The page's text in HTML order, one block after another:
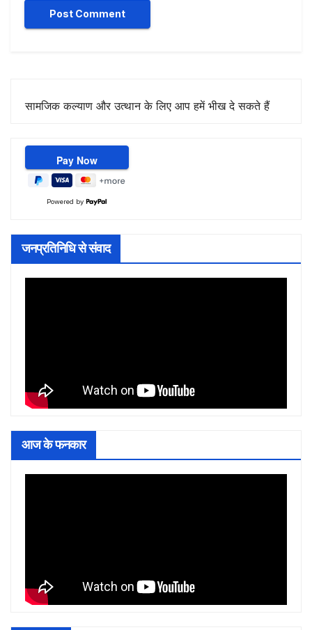
सामजिक कल्याण और उत्थान के लिए आप हमें भीख दे सकते हैं
Powered by
जनप्रतिनिधि से संवाद
आज के फनकार